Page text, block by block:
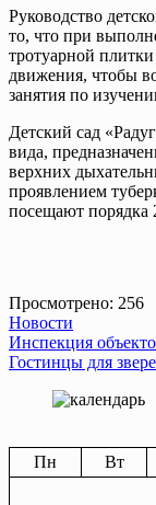
Руководство
то, что при
тротуарной
движения, чтобы
занятия по
Детский сад
вида,
верхних
проявлением
посещают порядка
Просмотрено: 256
Новости
Навигация
по
записям
Инспекция
Гостинцы для
Пн
Вт